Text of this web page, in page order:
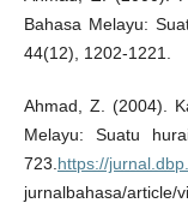
Bahasa Melayu:
44(12), 1202-1221.
Ahmad, Z. (2004).
Melayu: Suatu
723. https://
jurnalbahasa/article/